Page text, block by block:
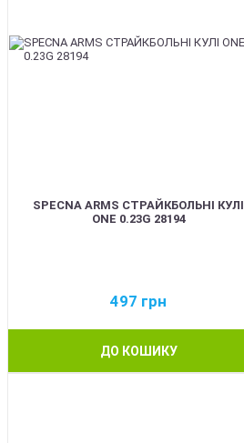
SPECNA ARMS СТРАЙКБОЛЬНІ КУЛІ
ONE 0.23G 28194
497 грн
ДО КОШИКУ